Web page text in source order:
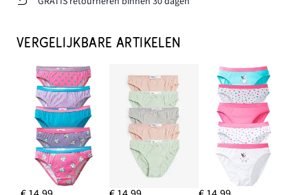
VERGELIJKBARE ARTIKELEN